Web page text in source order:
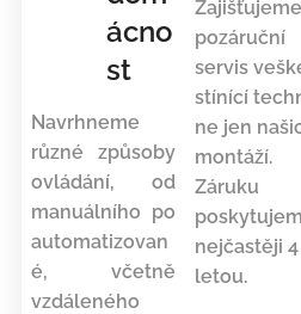
ácno
st
Navrhneme
různé způsoby
ovládání, od
manuálního po
automatizovan
é, včetně
vzdáleného
Zajišťujeme
pozáruční
servis
stínící
ne jen
montáží.
Záruku
nejčastěji 4
letou.